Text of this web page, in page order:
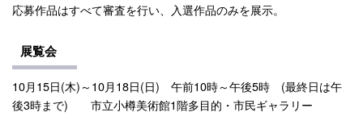
応募作品はすべて審査を行い、入選作品のみを展示。
展覧会
10月15日(木)～10月18日(日) 午前10時～午後5時 (最終日は午
後3時まで) 市立小樽美術館1階多目的・市民ギャラリー